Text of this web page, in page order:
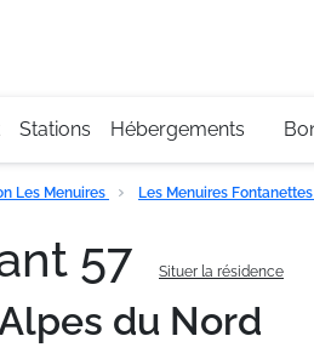
Stations Hébergements
Les Menuires Les Menuires Fontanettes
57 Situer la résidence
du Nord